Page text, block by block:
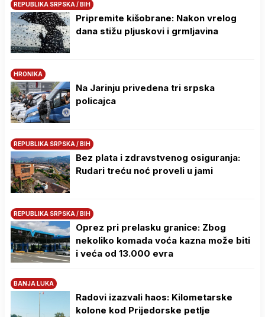
REPUBLIKA SRPSKA / BIH
Pripremite kišobrane: Nakon vrelog
dana stižu pljuskovi i grmljavina
HRONIKA
Na Јarinju privedena tri srpska
policajca
REPUBLIKA SRPSKA / BIH
Bez plata i zdravstvenog osiguranja:
Rudari treću noć proveli u jami
REPUBLIKA SRPSKA / BIH
Oprez pri prelasku granice: Zbog
nekoliko komada voća kazna može biti
i veća od 13.000 evra
BANJA LUKA
Radovi izazvali haos: Kilometarske
kolone kod Prijedorske petlje